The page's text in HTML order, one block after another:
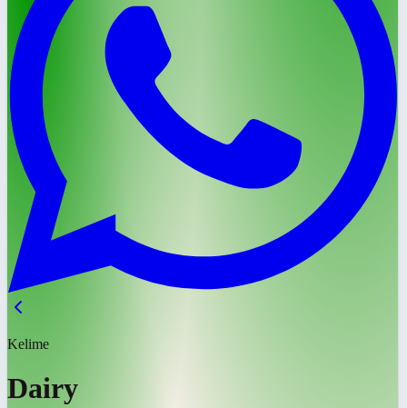
Kelime
Dairy